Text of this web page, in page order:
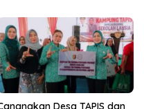
Desa TAPIS dan